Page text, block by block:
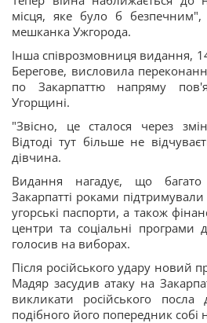
місця, яке було б
мешканка Ужгорода.
Інша співрозмовниця видання,
Берегове, висловила
по Закарпаттю напряму
Угорщині.
"Звісно, ​​це сталося через
Відтоді тут більше не
дівчина.
Видання нагадує, що
Закарпатті роками
угорські паспорти, а також
центри та соціальні
голосив на виборах.
Після російського удару новий
Мадяр засудив атаку на
викликати російського
подібного його попередник собі